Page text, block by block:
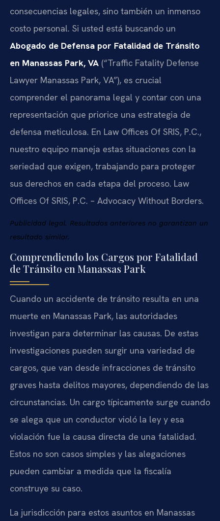
consecuencias legales, sino también un inmenso
costo personal. Si usted está buscando un
Abogado de Defensa por Fatalidad de Tránsito
en Manassas Park, VA (“Traffic Fatality Defense
Lawyer Manassas Park, VA”), es crucial
comprender el panorama legal y contar con una
representación que priorice una estrategia de
defensa meticulosa. En Law Offices Of SRIS, P.C.,
nuestro equipo maneja estas situaciones con la
seriedad que exigen, trabajando para proteger
sus derechos en cada etapa del proceso. Law
Offices Of SRIS, P.C. – Advocacy Without Borders.
Publicidad legal. Resultados anteriores no garantizan un
resultado similar.
Comprendiendo los Cargos por Fatalidad
de Tránsito en Manassas Park
Cuando un accidente de tránsito resulta en una
muerte en Manassas Park, las autoridades
investigan para determinar las causas. De estas
investigaciones pueden surgir una variedad de
cargos, que van desde infracciones de tránsito
graves hasta delitos mayores, dependiendo de las
circunstancias. Un cargo típicamente surge cuando
se alega que un conductor violó la ley y esa
violación fue la causa directa de una fatalidad.
Estos no son casos simples y las alegaciones
pueden cambiar a medida que la fiscalía
construye su caso.
La jurisdicción para estos asuntos en Manassas